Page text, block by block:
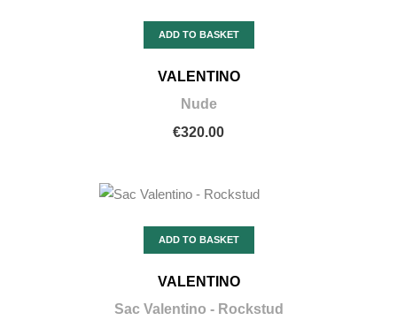
ADD TO BASKET
VALENTINO
Nude
€320.00
ADD TO BASKET
VALENTINO
Sac Valentino - Rockstud